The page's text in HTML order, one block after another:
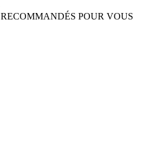
RECOMMANDÉS POUR VOUS